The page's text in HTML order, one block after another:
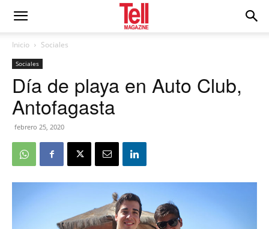
Inicio Sociales
Sociales
Día de playa en Auto Club,
Antofagasta
febrero 25, 2020